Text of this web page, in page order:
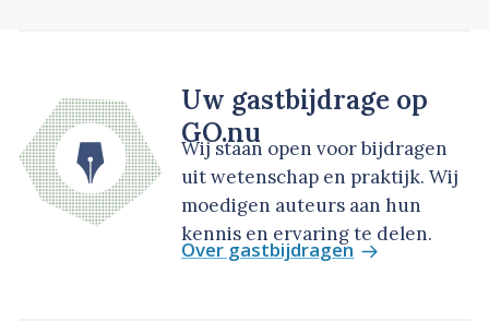
Uw gastbijdrage op
GO.nu
Wij staan open voor bijdragen
uit wetenschap en praktijk. Wij
moedigen auteurs aan hun
kennis en ervaring te delen.
Over gastbijdragen